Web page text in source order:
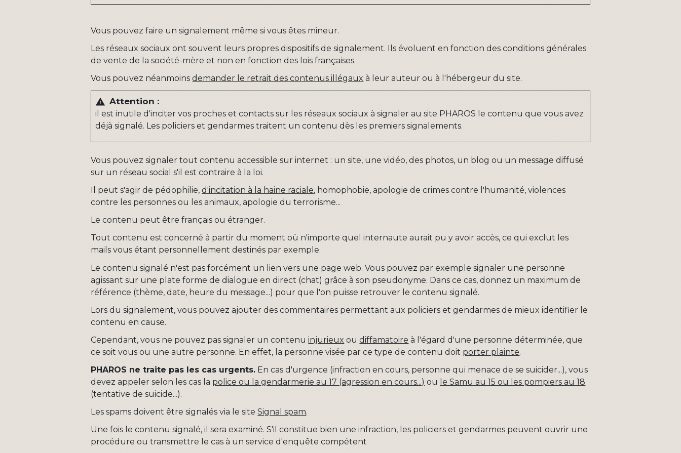
Vous pouvez faire un signalement même si vous êtes mineur.
Les réseaux sociaux ont souvent leurs propres dispositifs de signalement. Ils évoluent en fonction des conditions générales
de vente de la société-mère et non en fonction des lois françaises.
Vous pouvez néanmoinsdemander le retrait des contenus illégaux à leur auteur ou à l'hébergeur du site.
warning Attention :
il est inutile d'inciter vos proches et contacts sur les réseaux sociaux à signaler au site PHAROS le contenu que vous avez
déjà signalé. Les policiers et gendarmes traitent un contenu dès les premiers signalements.
Vous pouvez signaler tout contenu accessible sur internet : un site, une vidéo, des photos, un blog ou un message diffusé
sur un réseau social s'il est contraire à la loi.
Il peut s'agir de pédophilie,d'incitation à la haine raciale, homophobie, apologie de crimes contre l'humanité, violences
contre les personnes ou les animaux, apologie du terrorisme...
Le contenu peut être français ou étranger.
Tout contenu est concerné à partir du moment où n'importe quel internaute aurait pu y avoir accès, ce qui exclut les
mails vous étant personnellement destinés par exemple.
Le contenu signalé n'est pas forcément un lien vers une page web. Vous pouvez par exemple signaler une personne
agissant sur une plate forme de dialogue en direct (chat) grâce à son pseudonyme. Dans ce cas, donnez un maximum de
référence (thème, date, heure du message...) pour que l'on puisse retrouver le contenu signalé.
Lors du signalement, vous pouvez ajouter des commentaires permettant aux policiers et gendarmes de mieux identifier le
contenu en cause.
Cependant, vous ne pouvez pas signaler un contenuinjurieux oudiffamatoire à l'égard d'une personne déterminée, que
ce soit vous ou une autre personne. En effet, la personne visée par ce type de contenu doit porter plainte.
PHAROS ne traite pas les cas urgents. En cas d'urgence (infraction en cours, personne qui menace de se suicider...), vous
devez appeler selon les cas la police ou la gendarmerie au 17 (agression en cours...) ou le Samu au 15 ou les pompiers au 18
(tentative de suicide...).
Les spams doivent être signalés via le siteSignal spam.
Une fois le contenu signalé, il sera examiné. S'il constitue bien une infraction, les policiers et gendarmes peuvent ouvrir une
procédure ou transmettre le cas à un service d'enquête compétent